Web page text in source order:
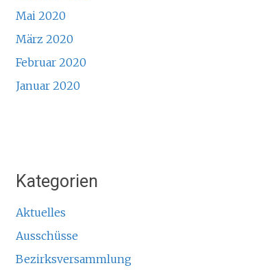
Mai 2020
März 2020
Februar 2020
Januar 2020
Kategorien
Aktuelles
Ausschüsse
Bezirksversammlung